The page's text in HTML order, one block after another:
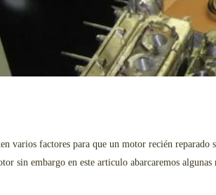
varios factores para que un motor recién
sin embargo en este articulo abarcaremos